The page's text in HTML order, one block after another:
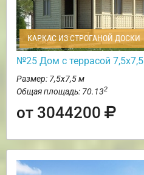
КАРКАС ИЗ СТРОГАНОЙ ДОСКИ
№25 Дом с террасой 7,5х7,5
Размер: 7,5х7,5 м
Общая площадь: 70.132
от 3044200